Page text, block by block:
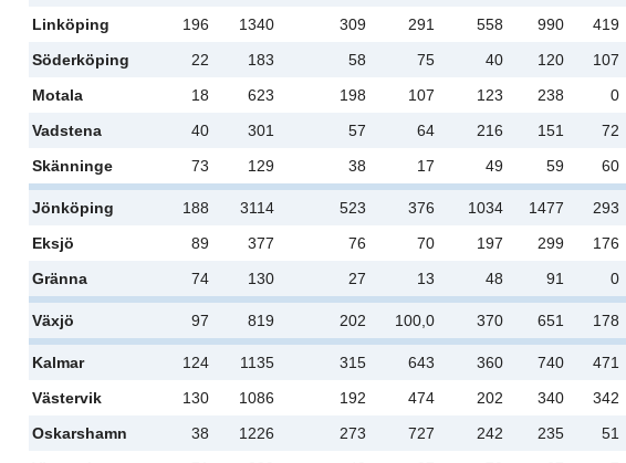
Linköping
196 1340 309 291 558 990 419
Söderköping
22 183 58 75 40 120 107
Motala
18 623 198 107 123 238 0
Vadstena
40 301 57 64 216 151 72
Skänninge
73 129 38 17 49 59 60
Jönköping 188 3114 523 376 1034 1477 293
Eksjö
89 377 76 70 197 299 176
Gränna
74 130 27 13 48 91 0
Växjö 97 819 202 100,0 370 651 178
Kalmar 124 1135 315 643 360 740 471
Västervik
130 1086 192 474 202 340 342
Oskarshamn
38 1226 273 727 242 235 51